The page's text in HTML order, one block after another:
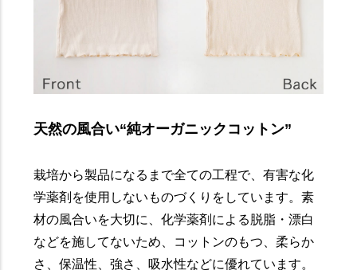
天然の風合い“純オーガニックコットン”
栽培から製品になるまで全ての工程で、有害な化
学薬剤を使用しないものづくりをしています。素
材の風合いを大切に、化学薬剤による脱脂・漂白
などを施してないため、コットンのもつ、柔らか
さ、保温性、強さ、吸水性などに優れています。